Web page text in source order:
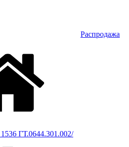
Распродажа
ГТ.0644.301.002/